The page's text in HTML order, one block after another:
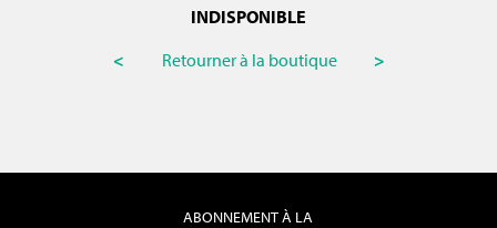
INDISPONIBLE
<
Retourner à la boutique >
ABONNEMENT À LA